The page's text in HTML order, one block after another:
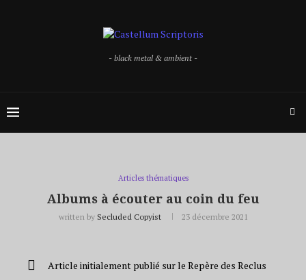
- black metal & ambient -
Articles thématiques
Albums à écouter au coin du feu
written by Secluded Copyist 23 décembre 2021
Article initialement publié sur le Repère des Reclus